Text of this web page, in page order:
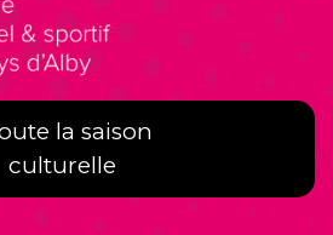
la saison
culturelle